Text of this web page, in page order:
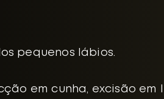
pequenos lábios.
em cunha, excisão